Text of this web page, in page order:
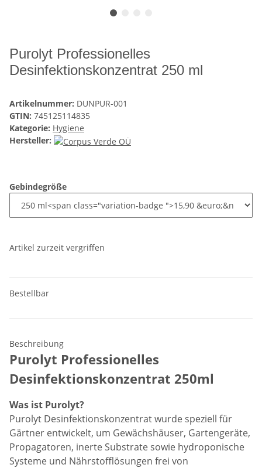
Purolyt Professionelles
Desinfektionskonzentrat 250 ml
Artikelnummer: DUNPUR-001
GTIN: 745125114835
Kategorie: Hygiene
Hersteller:
Gebindegröße
Artikel zurzeit vergriffen
Bestellbar
Beschreibung
Purolyt Professionelles
Desinfektionskonzentrat 250ml
Was ist Purolyt?
Purolyt Desinfektionskonzentrat wurde speziell für
Gärtner entwickelt, um Gewächshäuser, Gartengeräte,
Propagatoren, inerte Substrate sowie hydroponische
Systeme und Nährstofflösungen frei von